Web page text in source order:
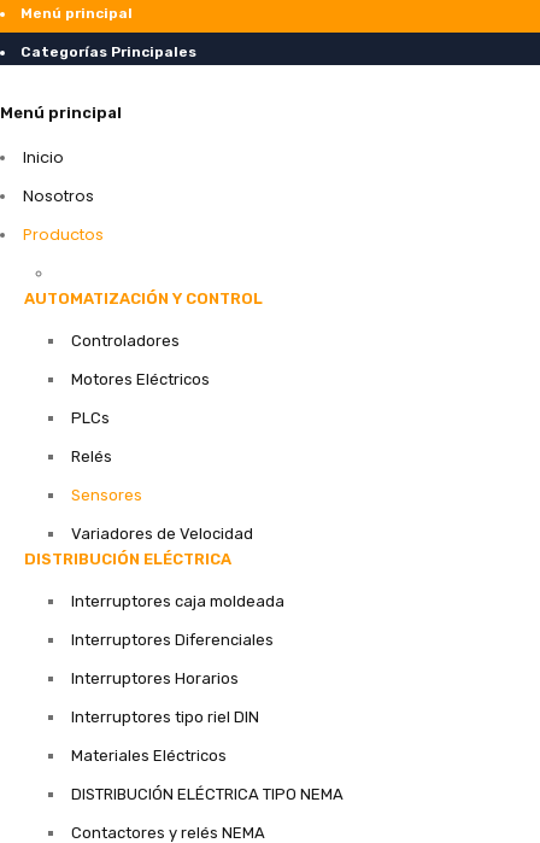
Menú principal
Categorías Principales
Menú principal
Inicio
Nosotros
Productos
AUTOMATIZACIÓN Y CONTROL
Controladores
Motores Eléctricos
PLCs
Relés
Sensores
Variadores de Velocidad
DISTRIBUCIÓN ELÉCTRICA
Interruptores caja moldeada
Interruptores Diferenciales
Interruptores Horarios
Interruptores tipo riel DIN
Materiales Eléctricos
DISTRIBUCIÓN ELÉCTRICA TIPO NEMA
Contactores y relés NEMA